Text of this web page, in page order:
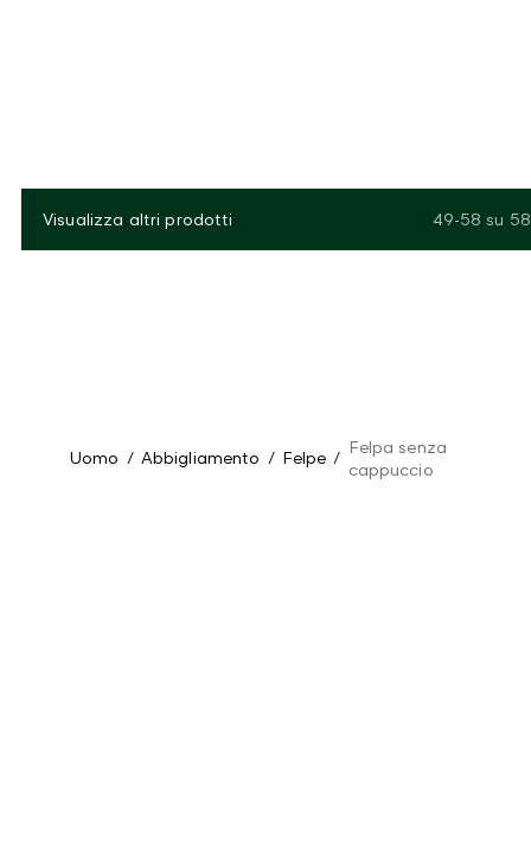
Visualizza altri prodotti 49-58 su 58
Uomo / Abbigliamento / Felpe /
Felpa senza
cappuccio